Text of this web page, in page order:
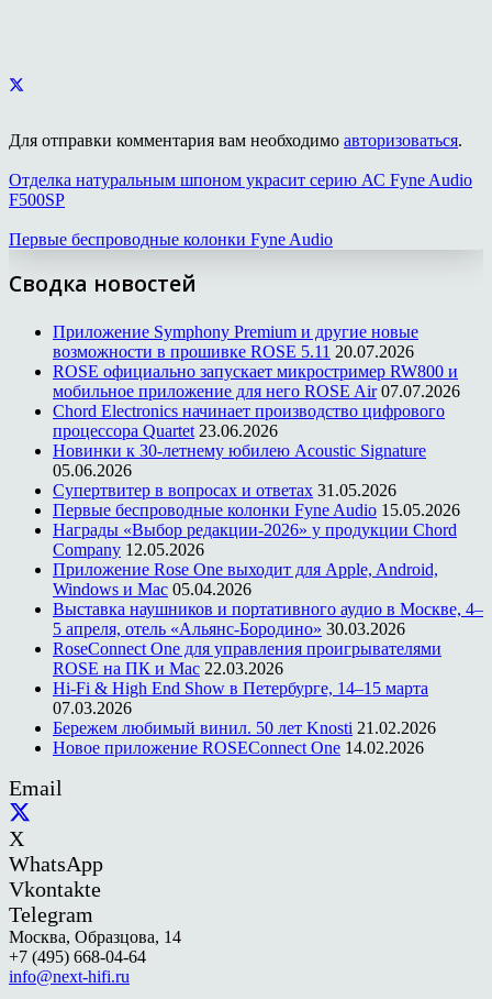
Для отправки комментария вам необходимо авторизоваться.
Отделка натуральным шпоном украсит серию АС Fyne Audio
F500SP
Первые беспроводные колонки Fyne Audio
Сводка новостей
Приложение Symphony Premium и другие новые
возможности в прошивке ROSE 5.11 20.07.2026
ROSE официально запускает микростример RW800 и
мобильное приложение для него ROSE Air 07.07.2026
Chord Electronics начинает производство цифрового
процессора Quartet 23.06.2026
Новинки к 30-летнему юбилею Acoustic Signature
05.06.2026
Супертвитер в вопросах и ответах 31.05.2026
Первые беспроводные колонки Fyne Audio 15.05.2026
Награды «Выбор редакции-2026» у продукции Chord
Company 12.05.2026
Приложение Rose One выходит для Apple, Android,
Windows и Mac 05.04.2026
Выставка наушников и портативного аудио в Москве, 4–
5 апреля, отель «Альянс-Бородино» 30.03.2026
RoseConnect One для управления проигрывателями
ROSE на ПК и Mac 22.03.2026
Hi-Fi & High End Show в Петербурге, 14–15 марта
07.03.2026
Бережем любимый винил. 50 лет Knosti 21.02.2026
Новое приложение ROSEConnect One 14.02.2026
Email
X
WhatsApp
Vkontakte
Telegram
Москва, Образцова, 14
+7 (495) 668-04-64
info@next-hifi.ru